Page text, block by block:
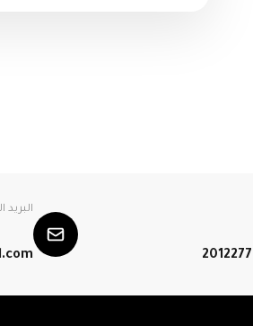
البريد